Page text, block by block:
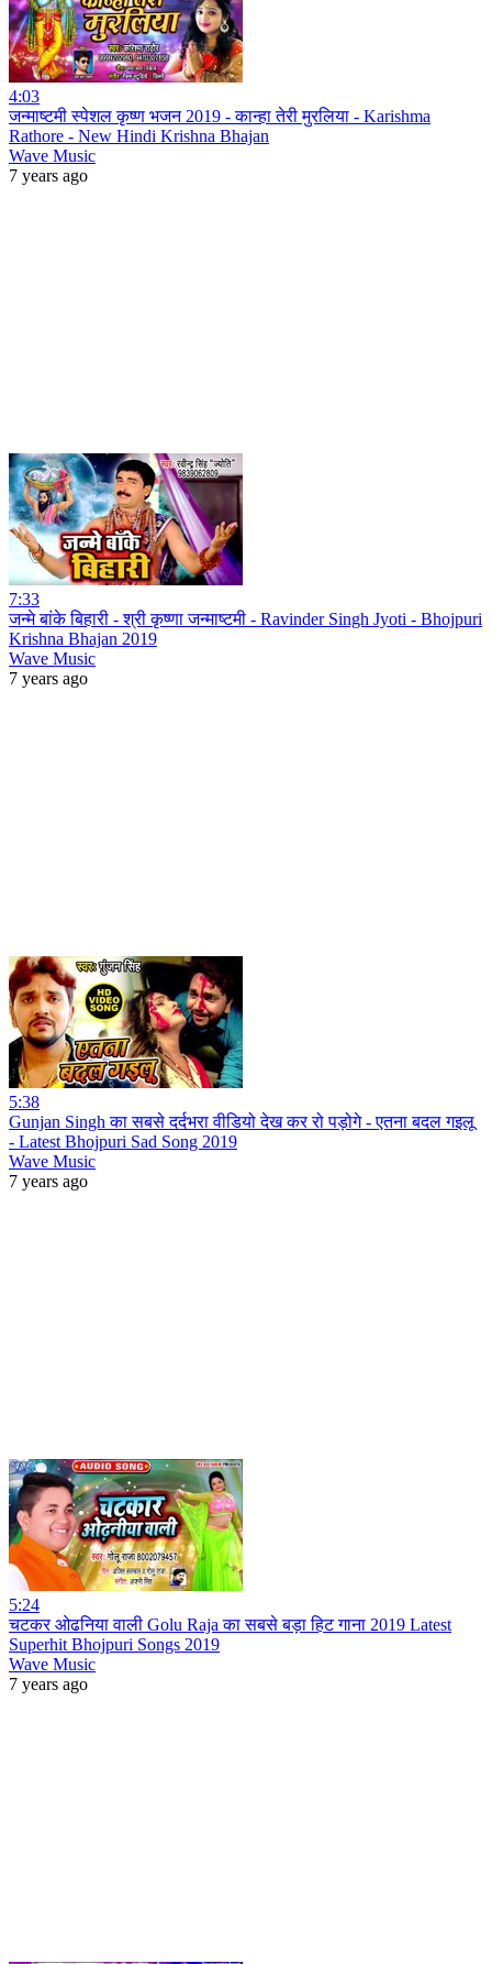
4:03
जन्माष्टमी स्पेशल कृष्ण भजन 2019 - कान्हा तेरी मुरलिया - Karishma
Rathore - New Hindi Krishna Bhajan
Wave Music
7 years ago
7:33
जन्मे बांके बिहारी - श्री कृष्णा जन्माष्टमी - Ravinder Singh Jyoti - Bhojpuri
Krishna Bhajan 2019
Wave Music
7 years ago
5:38
Gunjan Singh का सबसे दर्दभरा वीडियो देख कर रो पड़ोगे - एतना बदल गइलू
- Latest Bhojpuri Sad Song 2019
Wave Music
7 years ago
5:24
चटकर ओढनिया वाली Golu Raja का सबसे बड़ा हिट गाना 2019 Latest
Superhit Bhojpuri Songs 2019
Wave Music
7 years ago